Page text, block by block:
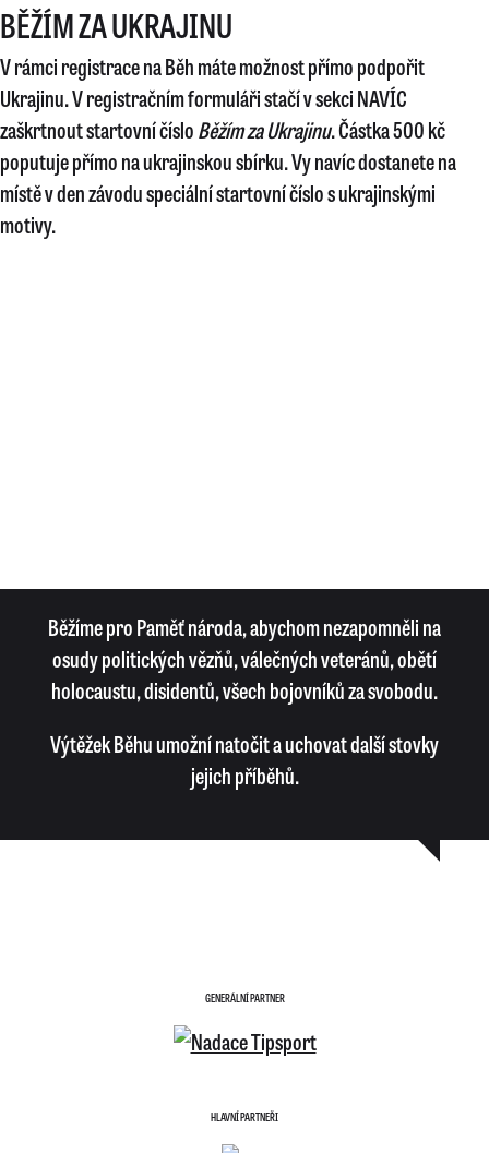
BĚŽÍM ZA UKRAJINU
V rámci registrace na Běh máte možnost přímo podpořit
Ukrajinu. V registračním formuláři stačí v sekci NAVÍC
zaškrtnout startovní čísloBěžím za Ukrajinu. Částka 500 kč
poputuje přímo na ukrajinskou sbírku. Vy navíc dostanete na
místě v den závodu speciální startovní číslo s ukrajinskými
motivy.
Běžíme pro Paměť národa, abychom nezapomněli na
osudy politických vězňů, válečných veteránů, obětí
holocaustu, disidentů, všech bojovníků za svobodu.
Výtěžek Běhu umožní natočit a uchovat další stovky
jejich příběhů.
GENERÁLNÍ PARTNER
HLAVNÍ PARTNEŘI